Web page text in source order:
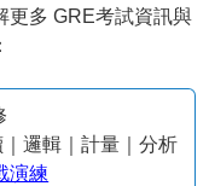
更多 GRE考試資訊與
邏輯｜計量｜分析
演練